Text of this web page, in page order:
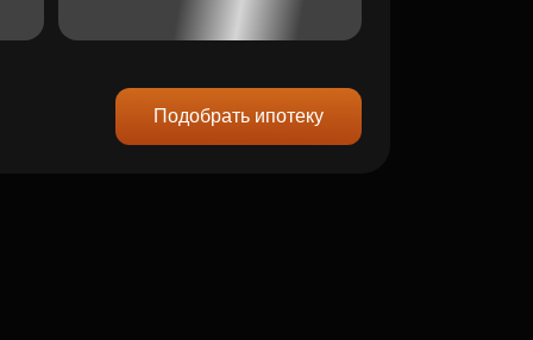
Подобрать ипотеку